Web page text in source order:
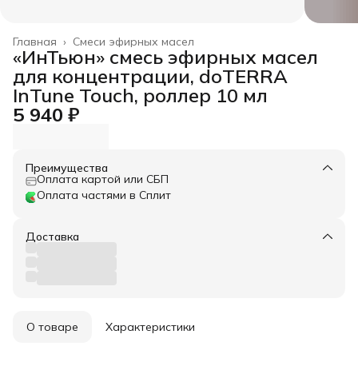
Смеси эфирных масел
Главная ›
«ИнТьюн» смесь эфирных масел
для концентрации, doTERRA
InTune Touch, роллер 10 мл
5 940 ₽
Преимущества
Оплата картой или СБП
Оплата частями в Сплит
Доставка
О товаре Характеристики